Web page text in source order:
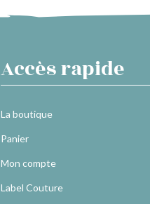
Accès rapide
La boutique
Panier
Mon compte
Label Couture